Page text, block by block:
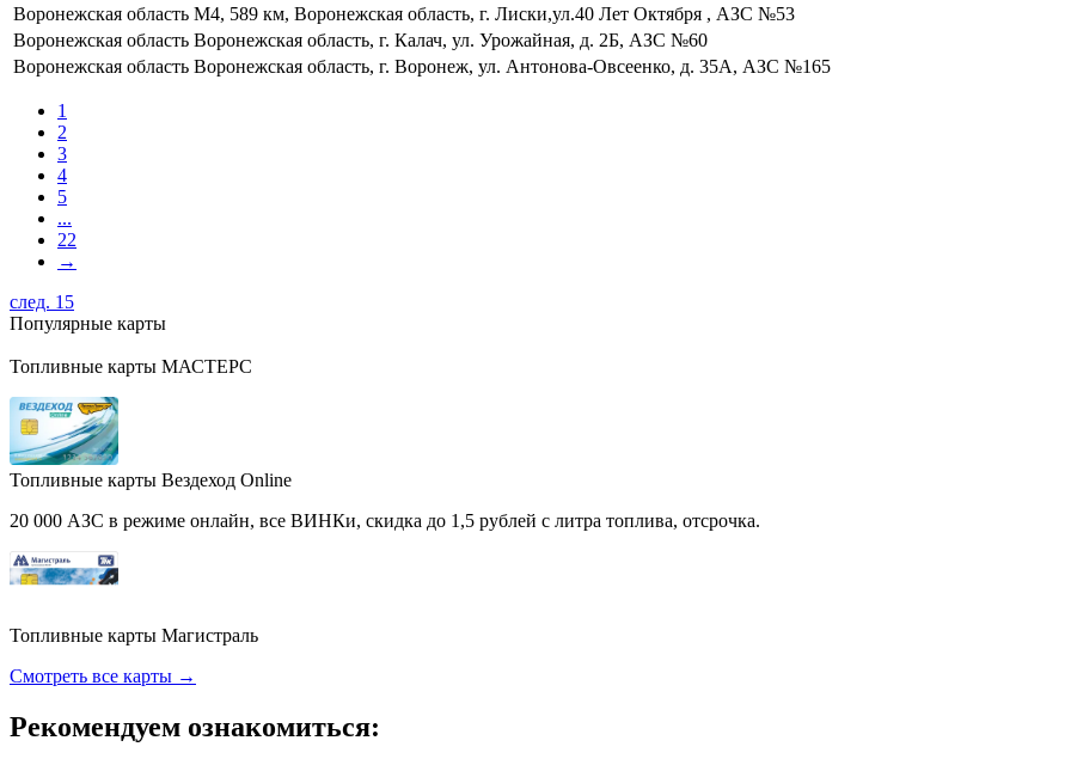
Воронежская область М4, 589 км, Воронежская область, г. Лиски,ул.40 Лет Октября , АЗС №53
Воронежская область Воронежская область, г. Калач, ул. Урожайная, д. 2Б, АЗС №60
Воронежская область Воронежская область, г. Воронеж, ул. Антонова-Овсеенко, д. 35А, АЗС №165
1
2
3
4
5
...
22
→
след. 15
Популярные карты
Топливные карты МАСТЕРС
Топливные карты Вездеход Online
20 000 АЗС в режиме онлайн, все ВИНКи, скидка до 1,5 рублей с литра топлива, отсрочка.
Топливные карты Магистраль
Смотреть все карты →
Рекомендуем ознакомиться: